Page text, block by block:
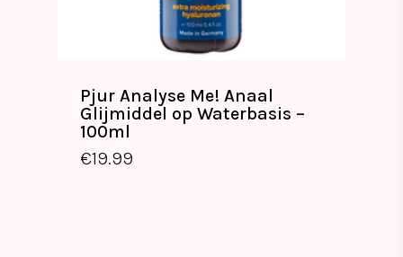
Pjur Analyse Me! Anaal
Glijmiddel op Waterbasis –
100ml
€19.99